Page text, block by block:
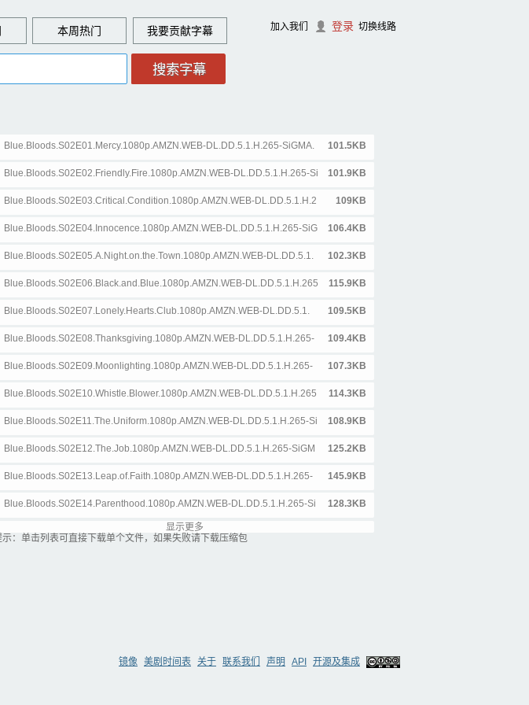
本周热门 贡献字幕 加入我们 登录 切换线路
Blue.Bloods.S02E01.Mercy.1080p.AMZN.WEB-DL.DD.5.1.H.265-SiGMA.
ass
101.5KB
Blue.Bloods.S02E02.Friendly.Fire.1080p.AMZN.WEB-DL.DD.5.1.H.265-Si
GMA.ass
101.9KB
Blue.Bloods.S02E03.Critical.Condition.1080p.AMZN.WEB-DL.DD.5.1.H.2
65-SiGMA.ass
109KB
Blue.Bloods.S02E04.Innocence.1080p.AMZN.WEB-DL.DD.5.1.H.265-SiG
MA.ass
106.4KB
Blue.Bloods.S02E05.A.Night.on.the.Town.1080p.AMZN.WEB-DL.DD.5.1.
H.265-SiGMA.ass
102.3KB
Blue.Bloods.S02E06.Black.and.Blue.1080p.AMZN.WEB-DL.DD.5.1.H.265
-SiGMA.ass
115.9KB
Blue.Bloods.S02E07.Lonely.Hearts.Club.1080p.AMZN.WEB-DL.DD.5.1.
H.265-SiGMA.ass
109.5KB
Blue.Bloods.S02E08.Thanksgiving.1080p.AMZN.WEB-DL.DD.5.1.H.265-
SiGMA.ass
109.4KB
Blue.Bloods.S02E09.Moonlighting.1080p.AMZN.WEB-DL.DD.5.1.H.265-
SiGMA.ass
107.3KB
Blue.Bloods.S02E10.Whistle.Blower.1080p.AMZN.WEB-DL.DD.5.1.H.265
-SiGMA.ass
114.3KB
Blue.Bloods.S02E11.The.Uniform.1080p.AMZN.WEB-DL.DD.5.1.H.265-Si
GMA.ass
108.9KB
Blue.Bloods.S02E12.The.Job.1080p.AMZN.WEB-DL.DD.5.1.H.265-SiGM
A.ass
125.2KB
Blue.Bloods.S02E13.Leap.of.Faith.1080p.AMZN.WEB-DL.DD.5.1.H.265-
SiGMA.ass
145.9KB
Blue.Bloods.S02E14.Parenthood.1080p.AMZN.WEB-DL.DD.5.1.H.265-Si
128.3KB
Blue.Bloods.S02E15.The.Life.We.Chose.1080p.AMZN.WEB-DL.DD.5.1.
Blue.Bloods.S02E20.Working.Girls.1080p.AMZN.WEB-DL.DD.5.1.H.265-
100.4KB
显示更多
示：单击列表可直接下载单个文件，如果失败请下载压缩包
镜像 美剧时间表 关于 联系我们 声明 API 开源及集成